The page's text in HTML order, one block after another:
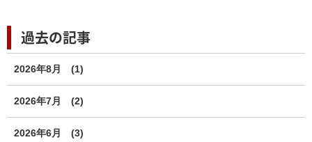
過去の記事
2026年8月 (1)
2026年7月 (2)
2026年6月 (3)